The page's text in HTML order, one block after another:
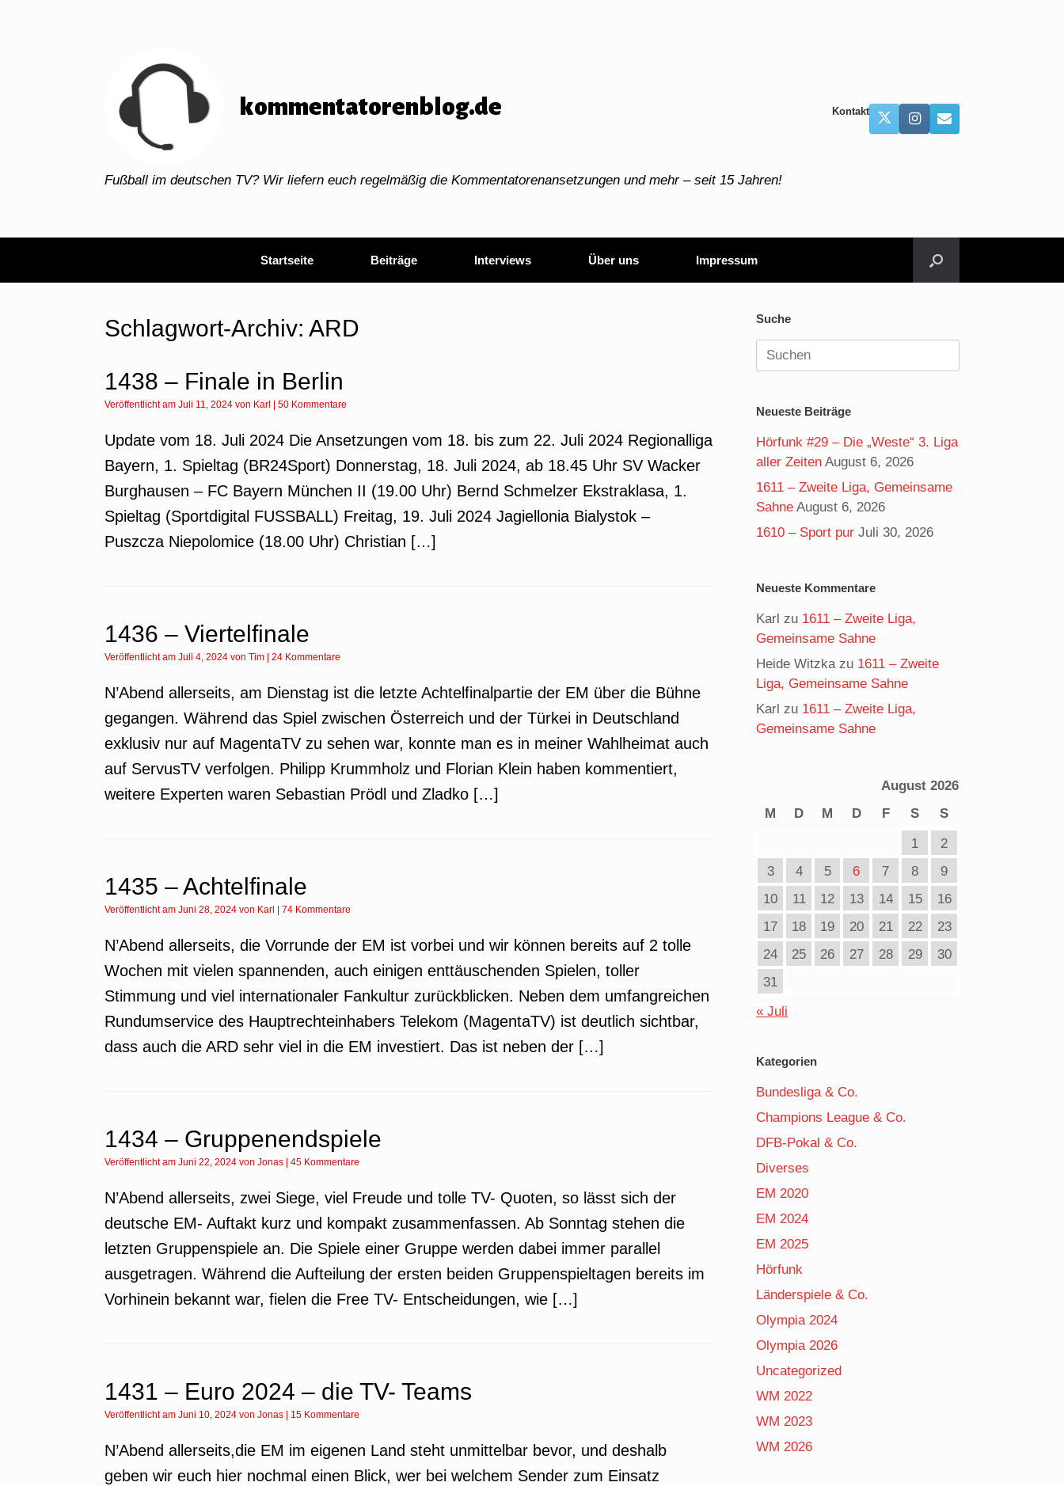
kommentatorenblog.de
Fußball im deutschen TV? Wir liefern euch regelmäßig die Kommentatorenansetzungen und mehr – seit 15 Jahren!
Kontakt
Startseite Beiträge Interviews Über uns Impressum
Schlagwort-Archiv: ARD
1438 – Finale in Berlin
Veröffentlicht am Juli 11, 2024 von Karl 50 Kommentare
Update vom 18. Juli 2024 Die Ansetzungen vom 18. bis zum 22. Juli 2024 Regionalliga
Bayern, 1. Spieltag (BR24Sport) Donnerstag, 18. Juli 2024, ab 18.45 Uhr SV Wacker
Burghausen – FC Bayern München II (19.00 Uhr) Bernd Schmelzer Ekstraklasa, 1.
Spieltag (Sportdigital FUSSBALL) Freitag, 19. Juli 2024 Jagiellonia Bialystok –
Puszcza Niepolomice (18.00 Uhr) Christian […]
1436 – Viertelfinale
Veröffentlicht am Juli 4, 2024 von Tim 24 Kommentare
N’Abend allerseits, am Dienstag ist die letzte Achtelfinalpartie der EM über die Bühne
gegangen. Während das Spiel zwischen Österreich und der Türkei in Deutschland
exklusiv nur auf MagentaTV zu sehen war, konnte man es in meiner Wahlheimat auch
auf ServusTV verfolgen. Philipp Krummholz und Florian Klein haben kommentiert,
weitere Experten waren Sebastian Prödl und Zladko […]
1435 – Achtelfinale
Veröffentlicht am Juni 28, 2024 von Karl 74 Kommentare
N’Abend allerseits, die Vorrunde der EM ist vorbei und wir können bereits auf 2 tolle
Wochen mit vielen spannenden, auch einigen enttäuschenden Spielen, toller
Stimmung und viel internationaler Fankultur zurückblicken. Neben dem umfangreichen
Rundumservice des Hauptrechteinhabers Telekom (MagentaTV) ist deutlich sichtbar,
dass auch die ARD sehr viel in die EM investiert. Das ist neben der […]
1434 – Gruppenendspiele
Veröffentlicht am Juni 22, 2024 von Jonas 45 Kommentare
N’Abend allerseits, zwei Siege, viel Freude und tolle TV- Quoten, so lässt sich der
deutsche EM- Auftakt kurz und kompakt zusammenfassen. Ab Sonntag stehen die
letzten Gruppenspiele an. Die Spiele einer Gruppe werden dabei immer parallel
ausgetragen. Während die Aufteilung der ersten beiden Gruppenspieltagen bereits im
Vorhinein bekannt war, fielen die Free TV- Entscheidungen, wie […]
1431 – Euro 2024 – die TV- Teams
Veröffentlicht am Juni 10, 2024 von Jonas 15 Kommentare
N’Abend allerseits,die EM im eigenen Land steht unmittelbar bevor, und deshalb
geben wir euch hier nochmal einen Blick, wer bei welchem Sender zum Einsatz
Suche
Suchen
nach:
Neueste Beiträge
Hörfunk #29 – Die „Weste“ 3. Liga
aller Zeiten August 6, 2026
1611 – Zweite Liga, Gemeinsame
Sahne August 6, 2026
1610 – Sport pur Juli 30, 2026
Neueste Kommentare
Karl zu 1611 – Zweite Liga,
Gemeinsame Sahne
Heide Witzkazu 1611 – Zweite
Liga, Gemeinsame Sahne
Karl zu 1611 – Zweite Liga,
Gemeinsame Sahne
August 2026
M
D M D F S
S
1
2
3
4 5 6 7 8
9
10
11 12 13 14 15
16
17
18 19 20 21 22
23
24
25 26 27 28 29
30
31
« Juli
Kategorien
Bundesliga & Co.
Champions League & Co.
DFB-Pokal & Co.
Diverses
EM 2020
EM 2024
EM 2025
Hörfunk
Länderspiele & Co.
Olympia 2024
Olympia 2026
Uncategorized
WM 2022
WM 2023
WM 2026